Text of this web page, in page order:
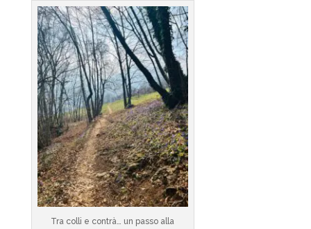
Tra colli e contrà… un passo alla